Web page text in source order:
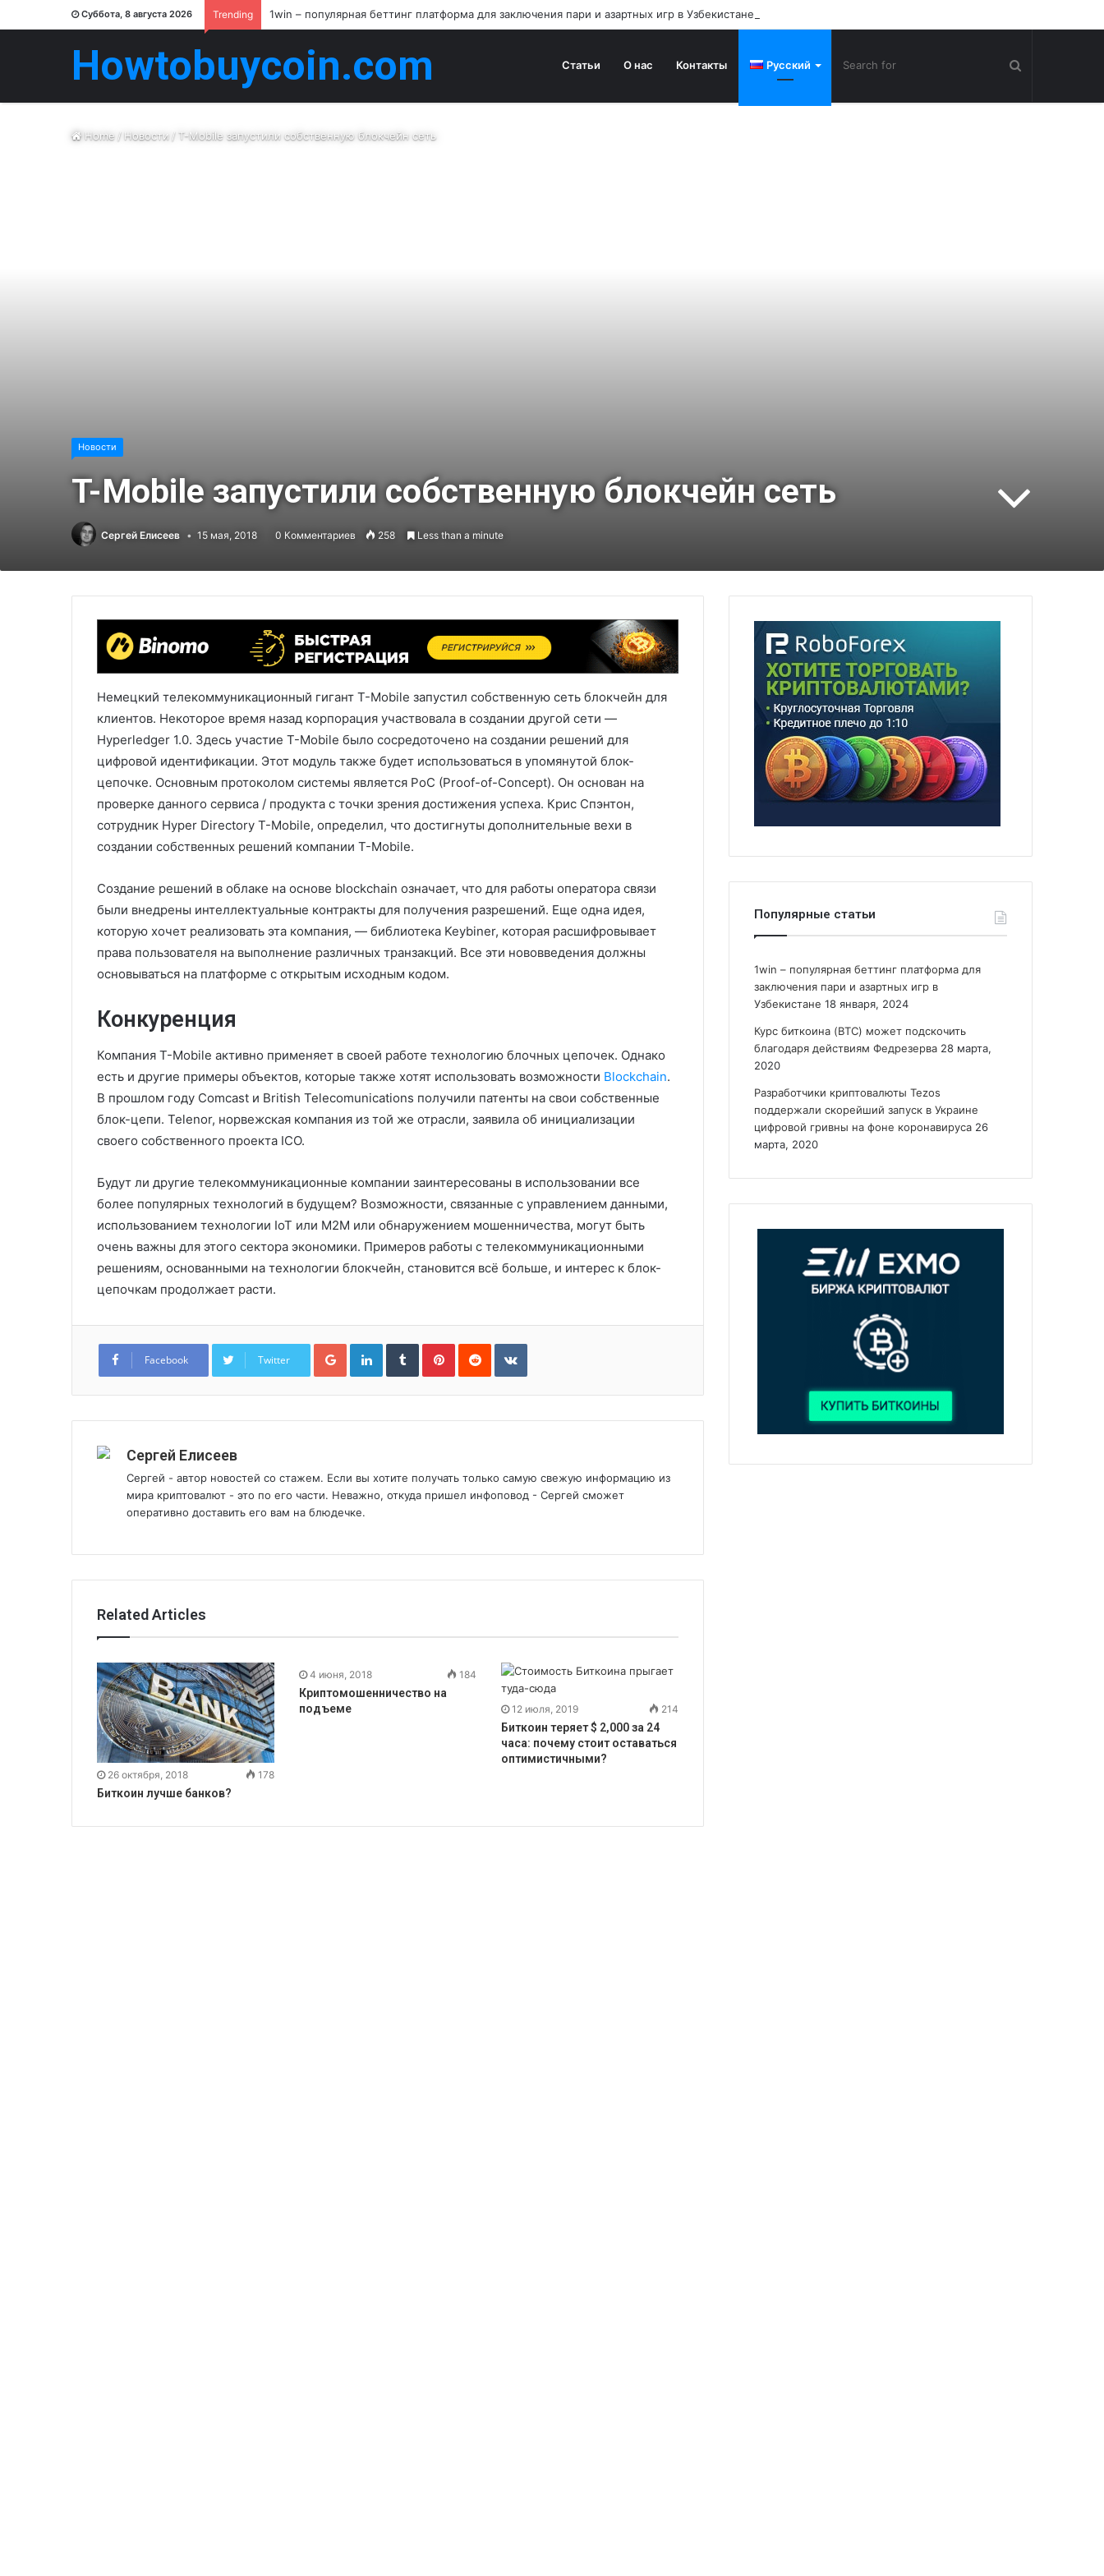
Суббота, 8 августа 2026 Trending 1win – популярная беттинг платформа для заключения пари и азартных игр в Узбекистане
Howtobuycoin.com Статьи О нас Контакты Русский
Home/Новости/ T-Mobile запустили собственную блокчейн сеть
Новости
T-Mobile запустили собственную блокчейн сеть
Сергей Елисеев 15 мая, 2018 0 Комментариев 258 Less than a minute
Немецкий телекоммуникационный гигант T-Mobile запустил собственную сеть блокчейн для
клиентов. Некоторое время назад корпорация участвовала в создании другой сети —
Hyperledger 1.0. Здесь участие T-Mobile было сосредоточено на создании решений для
цифровой идентификации. Этот модуль также будет использоваться в упомянутой блок-
цепочке. Основным протоколом системы является PoC (Proof-of-Concept). Он основан на
проверке данного сервиса / продукта с точки зрения достижения успеха. Крис Спэнтон,
сотрудник Hyper Directory T-Mobile, определил, что достигнуты дополнительные вехи в
создании собственных решений компании T-Mobile.
Создание решений в облаке на основе blockchain означает, что для работы оператора связи
были внедрены интеллектуальные контракты для получения разрешений. Еще одна идея,
которую хочет реализовать эта компания, — библиотека Keybiner, которая расшифровывает
права пользователя на выполнение различных транзакций. Все эти нововведения должны
основываться на платформе с открытым исходным кодом.
Конкуренция
Компания T-Mobile активно применяет в своей работе технологию блочных цепочек. Однако
есть и другие примеры объектов, которые также хотят использовать возможности Blockchain.
В прошлом году Comcast и British Telecomunications получили патенты на свои собственные
блок-цепи. Telenor, норвежская компания из той же отрасли, заявила об инициализации
своего собственного проекта ICO.
Будут ли другие телекоммуникационные компании заинтересованы в использовании все
более популярных технологий в будущем? Возможности, связанные с управлением данными,
использованием технологии IoT или M2M или обнаружением мошенничества, могут быть
очень важны для этого сектора экономики. Примеров работы с телекоммуникационными
решениям, основанными на технологии блокчейн, становится всё больше, и интерес к блок-
цепочкам продолжает расти.
Facebook Twitter
Google+LinkedInTumblrPinterestReddit VKontakte
Сергей Елисеев
Сергей - автор новостей со стажем. Если вы хотите получать только самую свежую информацию из
мира криптовалют - это по его части. Неважно, откуда пришел инфоповод - Сергей сможет
оперативно доставить его вам на блюдечке.
Related Articles
26 октября, 2018 178
Биткоин лучше банков?
4 июня, 2018 184
Криптомошенничество на
подъеме
12 июля, 2019 214
Биткоин теряет $ 2,000 за 24
часа: почему стоит оставаться
оптимистичными?
Популярные статьи
1win – популярная беттинг платформа для
заключения пари и азартных игр в
Узбекистане 18 января, 2024
Курс биткоина (BTC) может подскочить
благодаря действиям Федрезерва 28 марта,
2020
Разработчики криптовалюты Tezos
поддержали скорейший запуск в Украине
цифровой гривны на фоне коронавируса 26
марта, 2020